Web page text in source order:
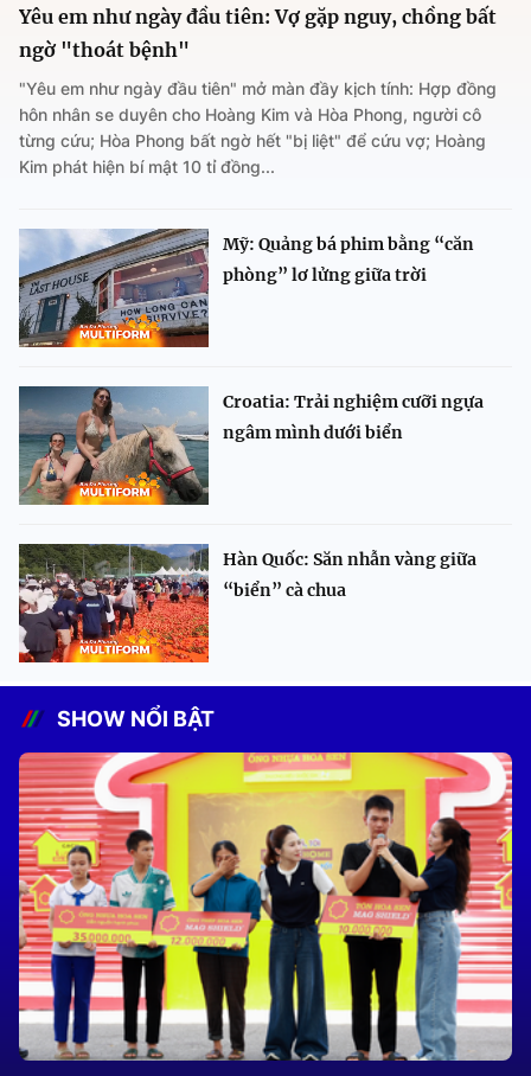
Yêu em như ngày đầu tiên: Vợ gặp nguy, chồng bất
ngờ "thoát bệnh"
"Yêu em như ngày đầu tiên" mở màn đầy kịch tính: Hợp đồng
hôn nhân se duyên cho Hoàng Kim và Hòa Phong, người cô
từng cứu; Hòa Phong bất ngờ hết "bị liệt" để cứu vợ; Hoàng
Kim phát hiện bí mật 10 tỉ đồng...
Mỹ: Quảng bá phim bằng “căn
phòng” lơ lửng giữa trời
Croatia: Trải nghiệm cưỡi ngựa
ngâm mình dưới biển
Hàn Quốc: Săn nhẫn vàng giữa
“biển” cà chua
SHOW NỔI BẬT